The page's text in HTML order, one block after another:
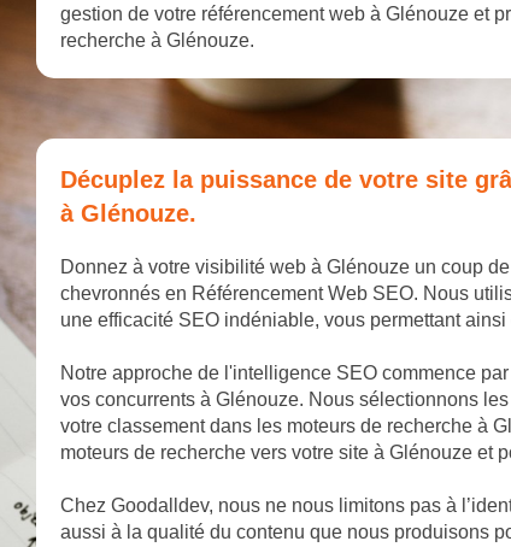
gestion de votre référencement web à Glénouze et
recherche à Glénouze.
Décuplez la puissance de votre site
à Glénouze.
Donnez à votre visibilité web à Glénouze un coup
chevronnés en Référencement Web SEO. Nous
une efficacité SEO indéniable, vous permettant
Notre approche de l'intelligence SEO commence
vos concurrents à Glénouze. Nous sélectionnons
votre classement dans les moteurs de recherche à
moteurs de recherche vers votre site à Glénouze et
Chez Goodalldev, nous ne nous limitons pas à
aussi à la qualité du contenu que nous produisons